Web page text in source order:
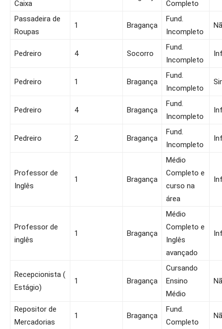
Caixa Completo
Passadeira de
Roupas
1 Bragança
Fund.
Incompleto
Pedreiro 4 Socorro
Fund.
Incompleto
Pedreiro 1 Bragança
Fund.
Incompleto
Pedreiro 4 Bragança
Fund.
Incompleto
Pedreiro 2 Bragança
Fund.
Incompleto
Professor de
Inglês
1 Bragança
Médio
Completo e
curso na
área
Professor de
inglês
1 Bragança
Médio
Completo e
Inglês
avançado
Recepcionista (
Estágio)
1 Bragança
Cursando
Ensino
Médio
Repositor de
Mercadorias
1 Bragança
Fund.
Completo